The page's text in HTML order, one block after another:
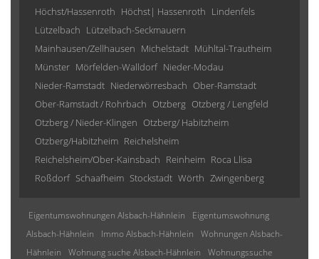
Höchst/Hassenroth Höchst| Hassenroth Lindenfels
Lützelbach Lützelbach-Seckmauern
Mainhausen/Zellhausen Michelstadt Mühltal-Trautheim
Münster Mörfelden-Walldorf Nieder-Modau
Nieder-Ramstadt Niederwörresbach Ober-Ramstadt
Ober-Ramstadt / Rohrbach Otzberg Otzberg / Lengfeld
Otzberg / Nieder-Klingen Otzberg/ Habitzheim
Otzberg/Habitzheim Reichelsheim
Reichelsheim/Ober-Kainsbach Reinheim Roca Llisa
Roßdorf Schaafheim Stockstadt Wörth Zwingenberg
Eigentumswohnungen Alsbach-Hähnlein
Eigentumswohnung
Alsbach-Hähnlein
Immo Alsbach-Hähnlein
Wohnungen Alsbach-
Hähnlein
Wohnung suche Alsbach-Hähnlein Wohnungssuche